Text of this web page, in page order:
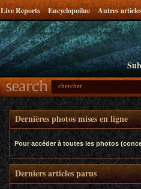
Live Reports Encyclopoilue Autres
Dernières photos mises en ligne
Pour accéder à toutes les photos
Derniers articles parus